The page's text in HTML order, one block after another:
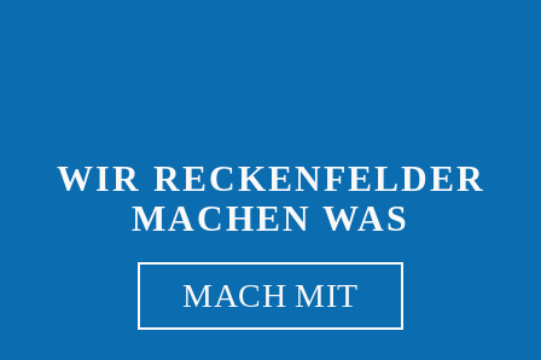
WIR RECKENFELDER
MACHEN WAS
MACH MIT